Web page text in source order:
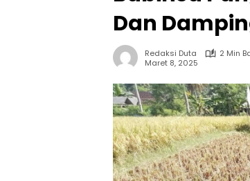
Dan
Redaksi Duta
2 Min
Maret 8, 2025